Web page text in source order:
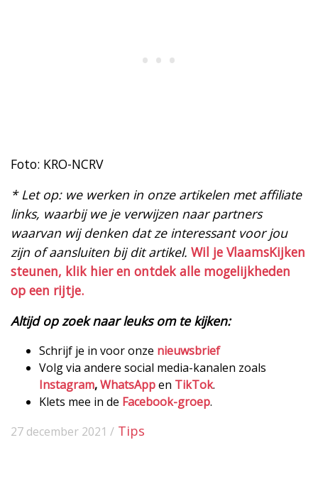
Foto: KRO-NCRV
* Let op: we werken in onze artikelen met affiliate
links, waarbij we je verwijzen naar partners
waarvan wij denken dat ze interessant voor jou
zijn of aansluiten bij dit artikel. Wil je VlaamsKijken
steunen, klik hier en ontdek alle mogelijkheden
op een rijtje.
Altijd op zoek naar leuks om te kijken:
Schrijf je in voor onze nieuwsbrief
Volg via andere social media-kanalen zoals
Instagram,WhatsAppen TikTok.
Klets mee in de Facebook-groep.
27 december 2021 / Tips